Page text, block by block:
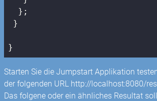
  };
}
}
Starten Sie die Jumpstart Applikation
der folgenden URL http://localhost:8080/
Das folgene oder ein ähnliches Resultat